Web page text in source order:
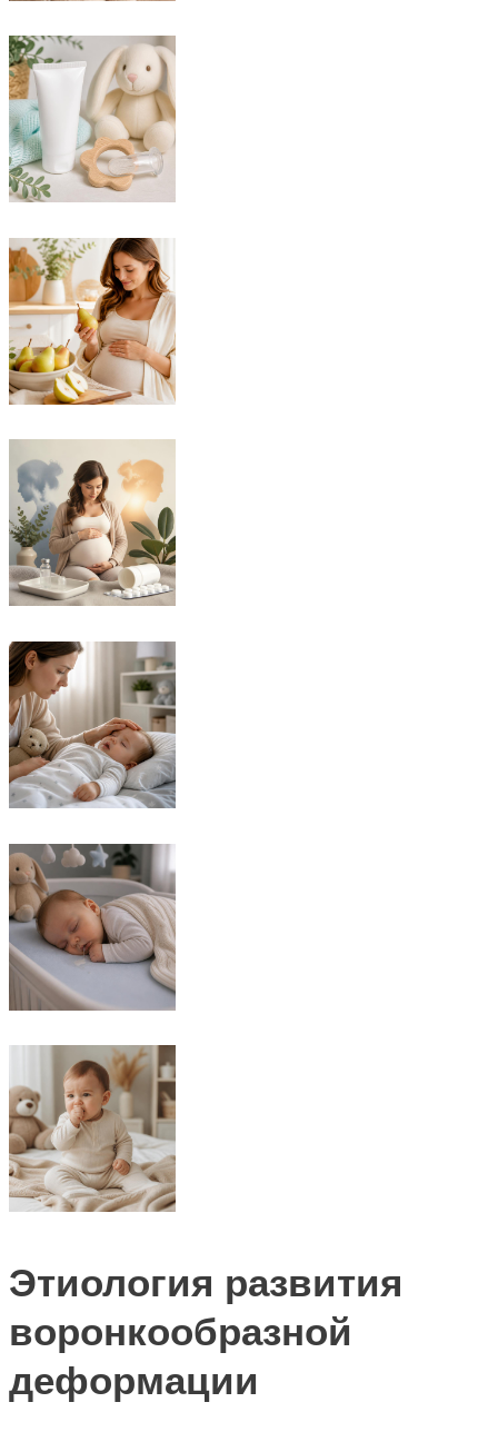
Этиология развития
воронкообразной
деформации